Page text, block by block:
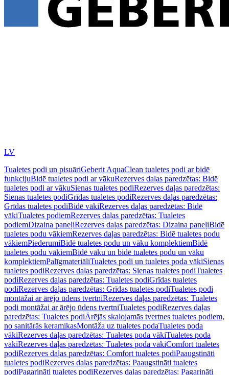
LV
Tualetes podi un pisuāriGeberit AquaClean tualetes podi ar bidē
funkcijuBidē tualetes podi ar vākuRezerves daļas paredzētas: Bidē
tualetes podi ar vākuSienas tualetes podiRezerves daļas paredzētas:
Sienas tualetes podiGrīdas tualetes podiRezerves daļas paredzētas:
Grīdas tualetes podiBidē vākiRezerves daļas paredzētas: Bidē
vākiTualetes podiemRezerves daļas paredzētas: Tualetes
podiemDizaina paneļiRezerves daļas paredzētas: Dizaina paneļiBidē
tualetes podu vākiemRezerves daļas paredzētas: Bidē tualetes podu
vākiemPiederumiBidē tualetes podu un vāku komplektiemBidē
tualetes podu vākiemBidē vāku un bidē tualetes podu un vāku
komplektiemPalīgmateriāliTualetes podi un tualetes poda vākiSienas
tualetes podiRezerves daļas paredzētas: Sienas tualetes podiTualetes
podiRezerves daļas paredzētas: Tualetes podiGrīdas tualetes
podiRezerves daļas paredzētas: Grīdas tualetes podiTualetes podi
montāžai ar ārējo ūdens tvertniRezerves daļas paredzētas: Tualetes
podi montāžai ar ārējo ūdens tvertniTualetes podiRezerves daļas
paredzētas: Tualetes podiĀrējās skalojamās tvertnes tualetes podiem,
no sanitārās keramikasMontāža uz tualetes podaTualetes poda
vākiRezerves daļas paredzētas: Tualetes poda vākiTualetes poda
vākiRezerves daļas paredzētas: Tualetes poda vākiComfort tualetes
podiRezerves daļas paredzētas: Comfort tualetes podiPaaugstināti
tualetes podiRezerves daļas paredzētas: Paaugstināti tualetes
podiPagarināti tualetes podiRezerves daļas paredzētas: Pagarināti